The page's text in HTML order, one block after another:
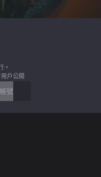
。
戶公開
號